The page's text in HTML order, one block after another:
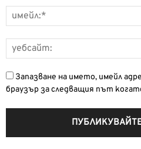
Запазване на името, имейл
браузър за следващия път